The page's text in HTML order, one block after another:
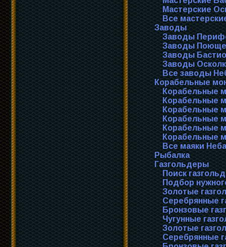
Мастерские
Все
Заводы
Заводы
Заводы
Заводы
Заводы
Все заводы
Корабельные
Корабельные
Корабельные
Корабельные
Корабельные
Корабельные
Корабельные
Все маяки Неба
Рыбалка
Газгольдеры
Поиск
Подбор
Золотые
Серебрянные
Бронзовые
Чугунные
Золотые
Серебрянные